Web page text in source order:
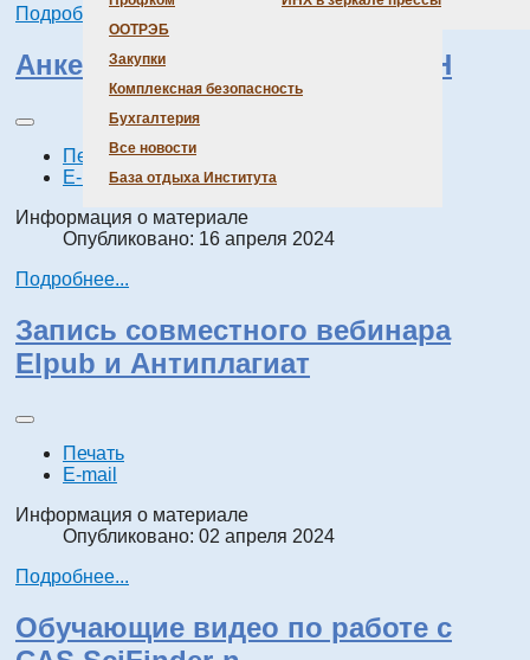
ООТРЭБ
Закупки
Комплексная безопасность
Бухгалтерия
Все новости
База отдыха Института
Подробнее...
Анкетирование ГПНТБ СО РАН
Печать
E-mail
Информация о материале
Опубликовано: 16 апреля 2024
Подробнее...
Запись совместного вебинара
Elpub и Антиплагиат
Печать
E-mail
Информация о материале
Опубликовано: 02 апреля 2024
Подробнее...
Обучающие видео по работе с